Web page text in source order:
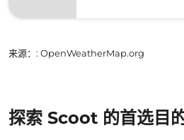
来源： : OpenWeatherMap.org
探索 Scoot 的首选目